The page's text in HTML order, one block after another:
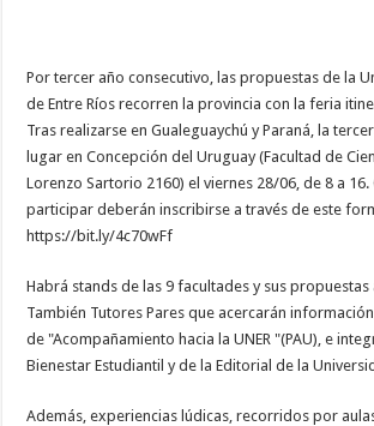
Por tercer año consecutivo, las propuestas de la
de Entre Ríos recorren la provincia con la feria
Tras realizarse en Gualeguaychú y Paraná, la
lugar en Concepción del Uruguay (Facultad de
Lorenzo Sartorio 2160) el viernes 28/06, de 8 a 16.
participar deberán inscribirse a través de este
https://bit.ly/4c70wFf
Habrá stands de las 9 facultades y sus propuestas
También Tutores Pares que acercarán
de "Acompañamiento hacia la UNER "(PAU), e
Bienestar Estudiantil y de la Editorial de la
Además, experiencias lúdicas, recorridos por